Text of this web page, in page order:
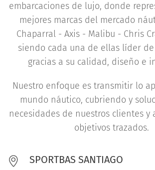
embarcaciones de lujo, donde
mejores marcas del mercado
Chaparral - Axis - Malibu - Chris
siendo cada una de ellas líder
gracias a su calidad, diseño e
Nuestro enfoque es transmitir lo
mundo náutico, cubriendo y
necesidades de nuestros clientes y
objetivos trazados.
SPORTBAS SANTIAGO